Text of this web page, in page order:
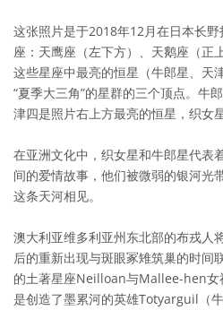
这张照片是于2018年12月在日本长
座：天鹰座（左下方）、天鹅座（正
这些星座中最亮的恒星（牛郎星、天
“夏季大三角”的星群的三个顶点。牛
津四是照片右上方最亮的恒星，织女
在亚洲文化中，织女星和牛郎星代表
间的爱情故事，他们被微弱的银河光
这条天河相见。
澳大利亚维多利亚州东北部的布戎人
后的重新出现与斑眼冢雉筑巢的时间
的土著星座Neilloan与Mallee-hen女
是创造了墨累河的英雄Totyarguil（